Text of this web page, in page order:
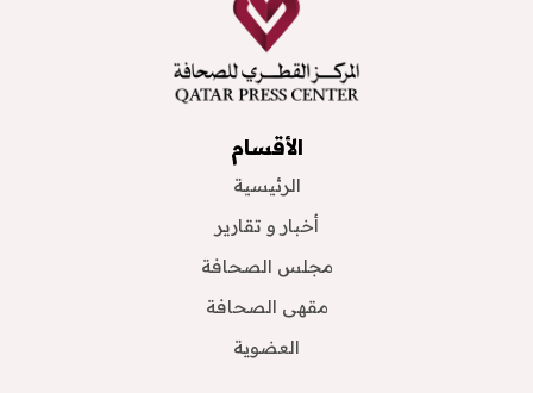
الأقسام
الرئيسية
أخبار و تقارير
مجلس الصحافة
مقهى الصحافة
العضوية